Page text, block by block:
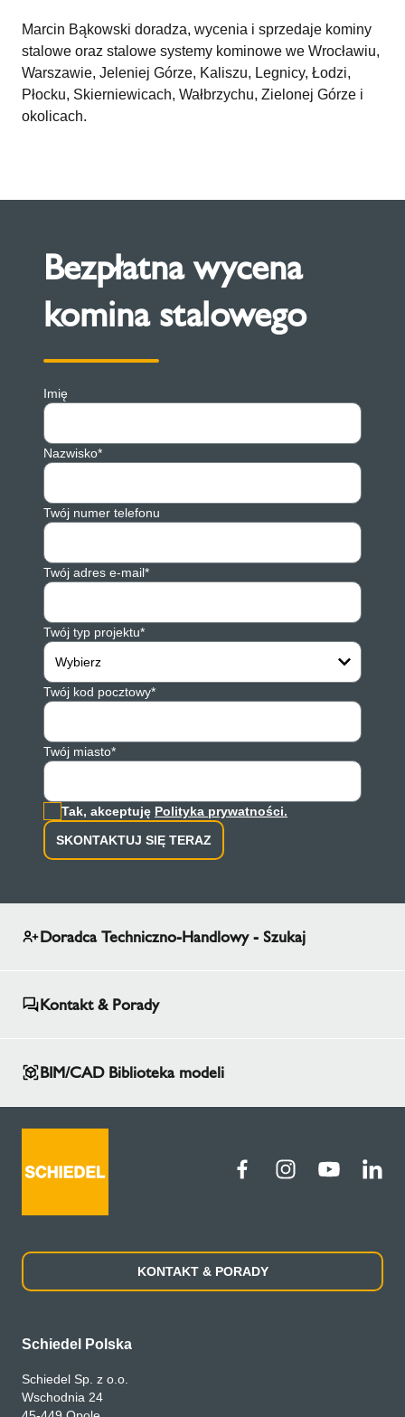
Marcin Bąkowski doradza, wycenia i sprzedaje kominy
stalowe oraz stalowe systemy kominowe we Wrocławiu,
Warszawie, Jeleniej Górze, Kaliszu, Legnicy, Łodzi,
Płocku, Skierniewicach, Wałbrzychu, Zielonej Górze i
okolicach.
Bezpłatna wycena
komina stalowego
Imię
Nazwisko*
Twój numer telefonu
Twój adres e-mail*
Twój typ projektu*
Wybierz
Twój kod pocztowy*
Twój miasto*
Tak, akceptuję Polityka prywatności.
SKONTAKTUJ SIĘ TERAZ
Doradca Techniczno-Handlowy - Szukaj
Kontakt & Porady
BIM/CAD Biblioteka modeli
KONTAKT & PORADY
Schiedel Polska
Schiedel Sp. z o.o.
Wschodnia 24